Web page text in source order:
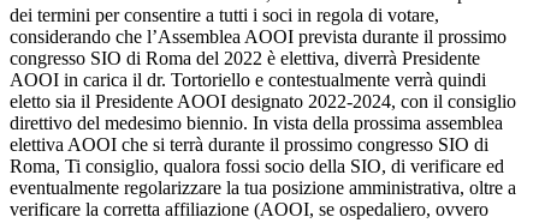
dei termini per consentire a tutti i soci in regola di votare,
considerando che l’Assemblea AOOI prevista durante il prossimo
congresso SIO di Roma del 2022 è elettiva, diverrà Presidente
AOOI in carica il dr. Tortoriello e contestualmente verrà quindi
eletto sia il Presidente AOOI designato 2022-2024, con il consiglio
direttivo del medesimo biennio. In vista della prossima assemblea
elettiva AOOI che si terrà durante il prossimo congresso SIO di
Roma, Ti consiglio, qualora fossi socio della SIO, di verificare ed
eventualmente regolarizzare la tua posizione amministrativa, oltre a
verificare la corretta affiliazione (AOOI, se ospedaliero, ovvero